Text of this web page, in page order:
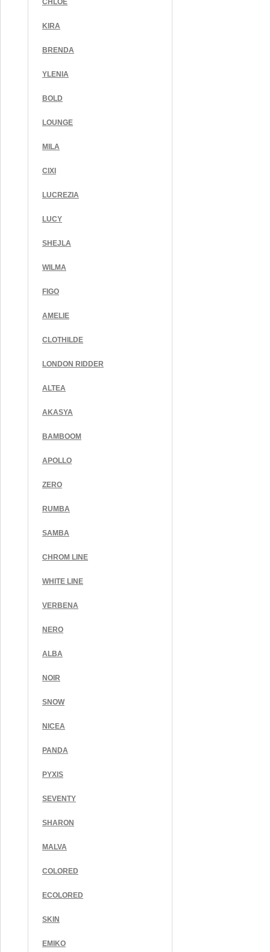
CHLOÉ
KIRA
BRENDA
YLENIA
BOLD
LOUNGE
MILA
CIXI
LUCREZIA
LUCY
SHEJLA
WILMA
FIGO
AMELIE
CLOTHILDE
LONDON RIDDER
ALTEA
AKASYA
BAMBOOM
APOLLO
ZERO
RUMBA
SAMBA
CHROM LINE
WHITE LINE
VERBENA
NERO
ALBA
NOIR
SNOW
NICEA
PANDA
PYXIS
SEVENTY
SHARON
MALVA
COLORED
ECOLORED
SKIN
EMIKO